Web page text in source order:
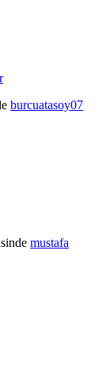
burcuatasoy07
mustafa